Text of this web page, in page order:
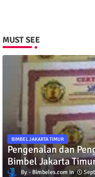
MUST SEE
BIMBEL JAKARTA TIMUR
Pengenalan dan
Bimbel Jakarta
Bimbeles.com